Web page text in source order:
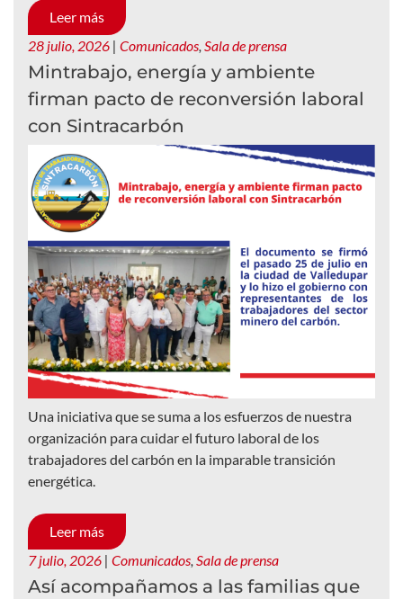
Leer más
28 julio, 2026 | Comunicados, Sala de prensa
Mintrabajo, energía y ambiente
firman pacto de reconversión laboral
con Sintracarbón
Una iniciativa que se suma a los esfuerzos de nuestra
organización para cuidar el futuro laboral de los
trabajadores del carbón en la imparable transición
energética.
Leer más
7 julio, 2026 | Comunicados, Sala de prensa
Así acompañamos a las familias que